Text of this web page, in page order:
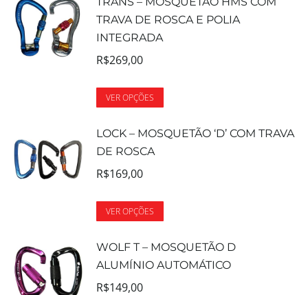
TRAVA DE ROSCA E POLIA
INTEGRADA
R$269,00
VER OPÇÕES
LOCK – MOSQUETÃO ‘D’ COM TRAVA
DE ROSCA
R$169,00
VER OPÇÕES
WOLF T – MOSQUETÃO D
ALUMÍNIO AUTOMÁTICO
R$149,00